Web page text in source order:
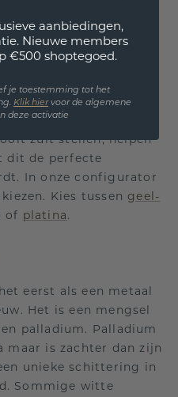
metaal en hoe het de
aanvult. Bij ons
kunt u
en aanpassen en
iedere andere goud
met behulp van
het gaat om de
zult stellen, helpen
dit de perfecte
In onze configurator
Kies tussengeel-
of platina.
eerst als een metaal
Het is een mengsel
palladium. Palladium
maar is zachter dan zijn
unieke schittering in
Sommige witte
aanbiedingen,
Nieuwe members
€500 shoptegoed.
je toestemming tot het
Klik hiervoor de algemene
deze activatie